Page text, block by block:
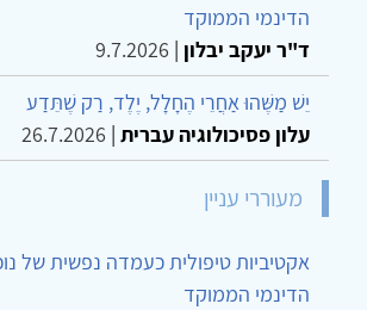
הדינמי הממוקד
ד"ר יעקב יבלון |
9.7.2026
יֵשׁ מַשֶּׁהוּ אַחֲרֵי הֶחָלָל, יֶלֶד, רַק שֶׁתֵּדַע
עלון פסיכולוגיה עברית |
26.7.2026
מעוררי עניין
אקטיביות טיפולית כעמדה נפשית של
הדינמי הממוקד